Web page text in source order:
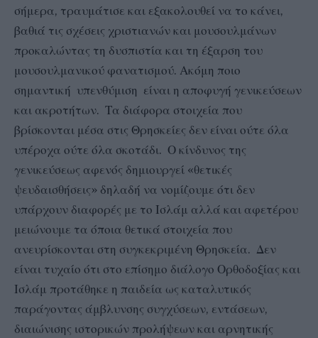
σήμερα, τραυμάτισε και εξακολουθεί να το κάνει,
βαθιά τις σχέσεις χριστιανών και μουσουλμάνων
προκαλώντας τη δυσπιστία και τη έξαρση του
μουσουλμανικού φανατισμού. Ακόμη ποιο
σημαντική υπενθύμιση είναι η αποφυγή γενικεύσεων
και ακροτήτων. Τα διάφορα στοιχεία που
βρίσκονται μέσα στις Θρησκείες δεν είναι ούτε όλα
υπέροχα ούτε όλα σκοτάδι. Ο κίνδυνος της
γενικεύσεως αφενός δημιουργεί «θετικές
ψευδαισθήσεις» δηλαδή να νομίζουμε ότι δεν
υπάρχουν διαφορές με το Ισλάμ αλλά και αφετέρου
μειώνουμε τα όποια θετικά στοιχεία που
ανευρίσκονται στη συγκεκριμένη Θρησκεία. Δεν
είναι τυχαίο ότι στο επίσημο διάλογο Ορθοδοξίας και
Ισλάμ προτάθηκε η παιδεία ως καταλυτικός
παράγοντας άμβλυνσης συγχύσεων, εντάσεων,
διαιώνισης ιστορικών προλήψεων και αρνητικής